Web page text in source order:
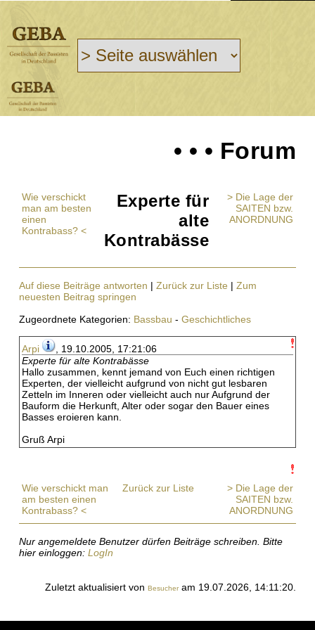
• • • Forum
Wie verschickt
man am besten
einen
Kontrabass? <
Experte für
alte
Kontrabässe
> Die Lage der
SAITEN bzw.
ANORDNUNG
Auf diese Beiträge antworten | Zurück zur Liste | Zum
neuesten Beitrag springen
Zugeordnete Kategorien: Bassbau - Geschichtliches
Arpi
, 19.10.2005, 17:21:06
Experte für alte Kontrabässe
Hallo zusammen, kennt jemand von Euch einen richtigen
Experten, der vielleicht aufgrund von nicht gut lesbaren
Zetteln im Inneren oder vielleicht auch nur Aufgrund der
Bauform die Herkunft, Alter oder sogar den Bauer eines
Basses eroieren kann.
Gruß Arpi
Wie verschickt man
am besten einen
Kontrabass? <
Zurück zur Liste
> Die Lage der
SAITEN bzw.
ANORDNUNG
Nur angemeldete Benutzer dürfen Beiträge schreiben. Bitte
hier einloggen: LogIn
Zuletzt aktualisiert von Besucheram 19.07.2026, 14:11:20.